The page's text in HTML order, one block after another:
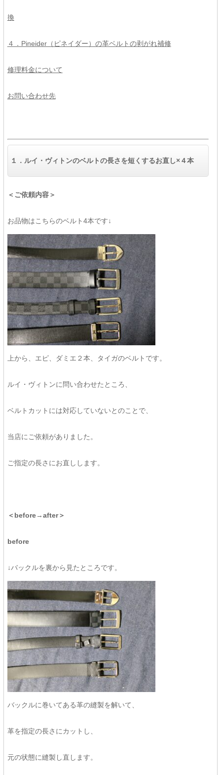
換
４．Pineider（ピネイダー）の革ベルトの剥がれ補修
修理料金について
お問い合わせ先
１． ルイ・ヴィトンのベルトの長さを短くするお直し×４本
＜ご依頼内容＞
お品物はこちらのベルト4本です↓
上から、エピ、ダミエ２本、タイガのベルトです。
ルイ・ヴィトンに問い合わせたところ、
ベルトカットには対応していないとのことで、
当店にご依頼がありました。
ご指定の長さにお直しします。
＜before→after＞
before
↓バックルを裏から見たところです。
バックルに巻いてある革の縫製を解いて、
革を指定の長さにカットし、
元の状態に縫製し直します。